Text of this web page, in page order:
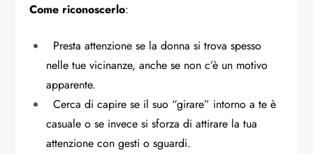
Come riconoscerlo:
Presta attenzione se la donna si trova spesso
nelle tue vicinanze, anche se non c’è un motivo
apparente.
Cerca di capire se il suo “girare” intorno a te è
casuale o se invece si sforza di attirare la tua
attenzione con gesti o sguardi.